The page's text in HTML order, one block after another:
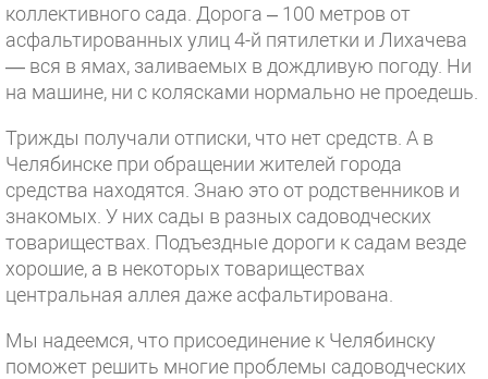
коллективного сада. Дорога – 100 метров от
асфальтированных улиц 4-й пятилетки и Лихачева
— вся в ямах, заливаемых в дождливую погоду. Ни
на машине, ни с колясками нормально не проедешь.
Трижды получали отписки, что нет средств. А в
Челябинске при обращении жителей города
средства находятся. Знаю это от родственников и
знакомых. У них сады в разных садоводческих
товариществах. Подъездные дороги к садам везде
хорошие, а в некоторых товариществах
центральная аллея даже асфальтирована.
Мы надеемся, что присоединение к Челябинску
поможет решить многие проблемы садоводческих